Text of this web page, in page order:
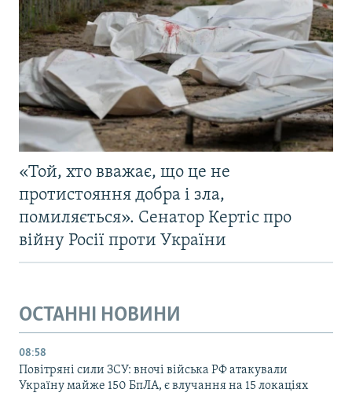
«Той, хто вважає, що це не
протистояння добра і зла,
помиляється». Сенатор Кертіс про
війну Росії проти України
ОСТАННІ НОВИНИ
08:58
Повітряні сили ЗСУ: вночі війська РФ атакували
Україну майже 150 БпЛА, є влучання на 15 локаціях